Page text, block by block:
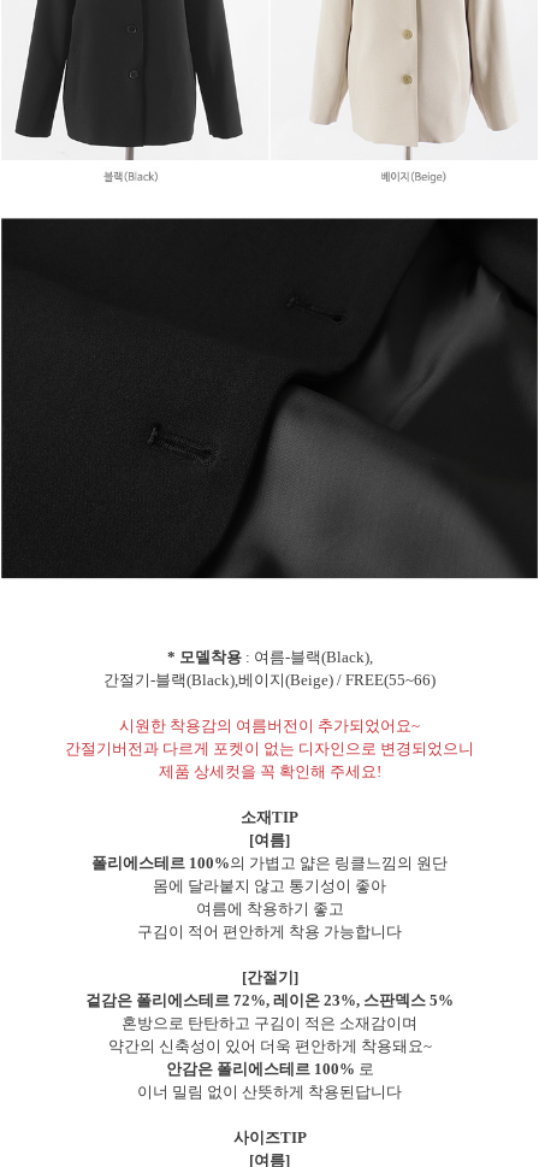
* 모델착용: 여름-블랙(Black),
간절기-블랙(Black),베이지(Beige) / FREE(55~66)
시원한 착용감의 여름버전이 추가되었어요~
간절기버전과 다르게 포켓이 없는 디자인으로 변경되었으니
제품 상세컷을 꼭 확인해 주세요!
소재TIP
[여름]
폴리에스테르 100%의 가볍고 얇은 링클느낌의 원단
몸에 달라붙지 않고 통기성이 좋아
여름에 착용하기 좋고
구김이 적어 편안하게 착용 가능합니다
[간절기]
겉감은 폴리에스테르 72%, 레이온 23%, 스판덱스 5%
혼방으로 탄탄하고 구김이 적은 소재감이며
약간의 신축성이 있어 더욱 편안하게 착용돼요~
안감은 폴리에스테르 100% 로
이너 밀림 없이 산뜻하게 착용된답니다
사이즈TIP
[여름]